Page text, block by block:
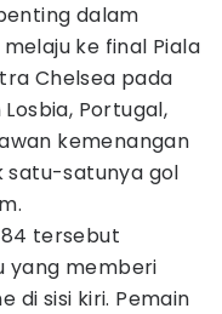
dalam
ke final Piala
Chelsea pada
Portugal,
kemenangan
satu-satunya gol
tersebut
yang memberi
di sisi kiri. Pemain